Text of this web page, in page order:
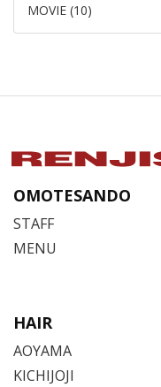
MOVIE (10)
OMOTESANDO
STAFF
MENU
HAIR
AOYAMA
KICHIJOJI